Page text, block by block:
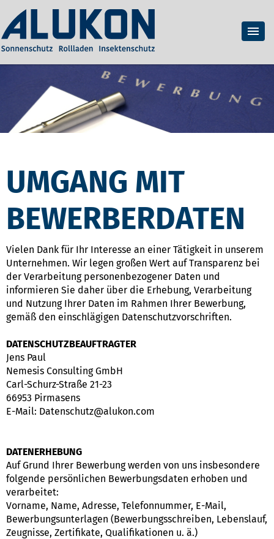
UMGANG MIT
BEWERBERDATEN
Vielen Dank für Ihr Interesse an einer Tätigkeit in unserem
Unternehmen. Wir legen großen Wert auf Transparenz bei
der Verarbeitung personenbezogener Daten und
informieren Sie daher über die Erhebung, Verarbeitung
und Nutzung Ihrer Daten im Rahmen Ihrer Bewerbung,
gemäß den einschlägigen Datenschutzvorschriften.
DATENSCHUTZBEAUFTRAGTER
Jens Paul
Nemesis Consulting GmbH
Carl-Schurz-Straße 21-23
66953 Pirmasens
E-Mail: Datenschutz@alukon.com
DATENERHEBUNG
Auf Grund Ihrer Bewerbung werden von uns insbesondere
folgende persönlichen Bewerbungsdaten erhoben und
verarbeitet:
Vorname, Name, Adresse, Telefonnummer, E-Mail,
Bewerbungsunterlagen (Bewerbungsschreiben, Lebenslauf,
Zeugnisse, Zertifikate, Qualifikationen u. ä.)